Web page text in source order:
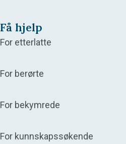
Få hjelp
For etterlatte
For berørte
For bekymrede
For kunnskapssøkende